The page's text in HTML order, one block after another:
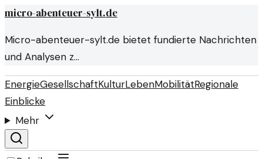
micro-abenteuer-sylt.de
Micro-abenteuer-sylt.de bietet fundierte Nachrichten
und Analysen z…
EnergieGesellschaftKulturLebenMobilitätRegionale
Einblicke
Mehr